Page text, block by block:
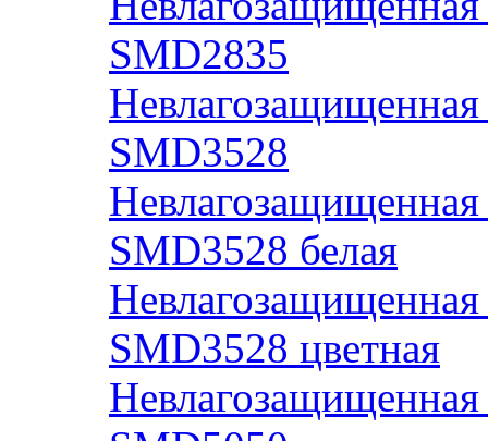
SMD2835
Невлагозащищенная
SMD3528
Невлагозащищенная
SMD3528 белая
Невлагозащищенная
SMD3528 цветная
Невлагозащищенная